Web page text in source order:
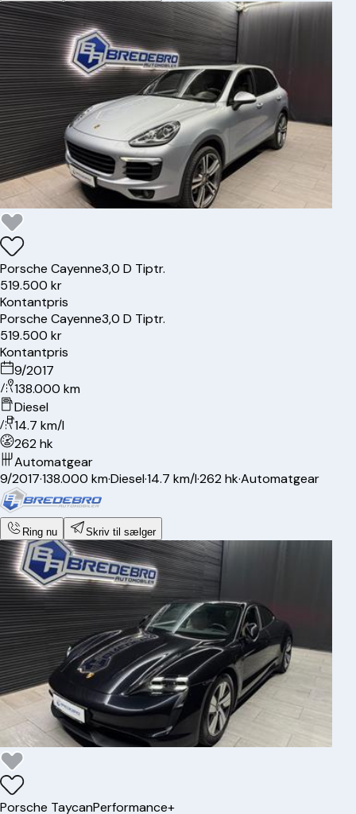
Porsche Cayenne3,0 D Tiptr.
519.500 kr
Kontantpris
Porsche Cayenne3,0 D Tiptr.
519.500 kr
Kontantpris
9/2017
138.000 km
Diesel
14.7 km/l
262 hk
Automatgear
9/2017·138.000 km·Diesel·14.7 km/l·262 hk·Automatgear
Ring nu Skriv til sælger
Porsche TaycanPerformance+